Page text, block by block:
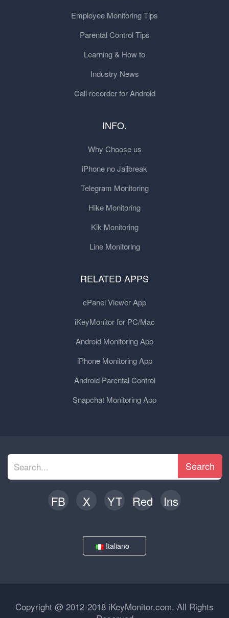
Employee Monitoring Tips
Parental Control Tips
Learning & How to
Industry News
Call recorder for Android
INFO.
Why Choose us
iPhone no Jailbreak
Telegram Monitoring
Hike Monitoring
Kik Monitoring
Line Monitoring
RELATED APPS
cPanel Viewer App
iKeyMonitor for PC/Mac
Android Monitoring App
iPhone Monitoring App
Android Parental Control
Snapchat Monitoring App
Search
FB X YT Red Ins
Italiano
Copyright @ 2012-2018 iKeyMonitor.com. All Rights